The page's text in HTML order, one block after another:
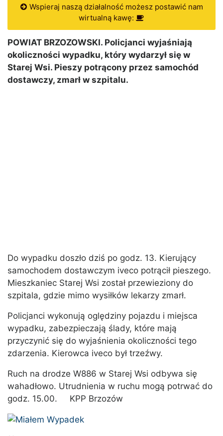
Wspieraj naszą działalność możesz postawić nam
wirtualną kawę:
POWIAT BRZOZOWSKI. Policjanci wyjaśniają
okoliczności wypadku, który wydarzył się w
Starej Wsi. Pieszy potrącony przez samochód
dostawczy, zmarł w szpitalu.
Do wypadku doszło dziś po godz. 13. Kierujący
samochodem dostawczym iveco potrącił pieszego.
Mieszkaniec Starej Wsi został przewieziony do
szpitala, gdzie mimo wysiłków lekarzy zmarł.
Policjanci wykonują oględziny pojazdu i miejsca
wypadku, zabezpieczają ślady, które mają
przyczynić się do wyjaśnienia okoliczności tego
zdarzenia. Kierowca iveco był trzeźwy.
Ruch na drodze W886 w Starej Wsi odbywa się
wahadłowo. Utrudnienia w ruchu mogą potrwać do
godz. 15.00. KPP Brzozów